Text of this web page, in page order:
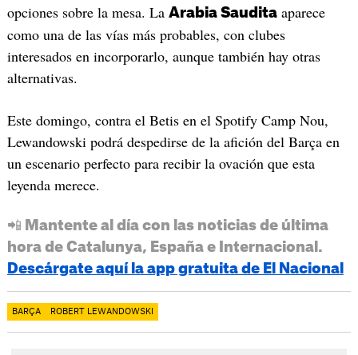
opciones sobre la mesa. La Arabia Sauditaaparece
como una de las vías más probables, con clubes
interesados en incorporarlo, aunque también hay otras
alternativas.
Este domingo, contra el Betis en el Spotify Camp Nou,
Lewandowski podrá despedirse de la afición del Barça en
un escenario perfecto para recibir la ovación que esta
leyenda merece.
📲 Mantente al día con las noticias de última
hora de Catalunya, España e Internacional.
Descárgate aquí la app gratuita de El Nacional
BARÇA ROBERT LEWANDOWSKI